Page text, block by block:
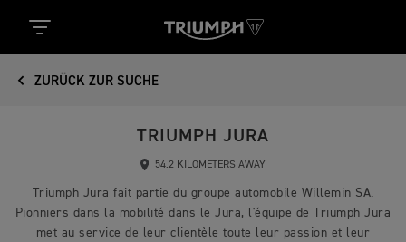
ZURÜCK ZUR SUCHE
TRIUMPH JURA
54.2 KILOMETERS AWAY
Triumph Jura fait partie du groupe automobile Willemin SA.
Pionniers dans la mobilité dans le Jura, l'équipe de Triumph Jura
met au service de leur clientèle toute leur passion et leur